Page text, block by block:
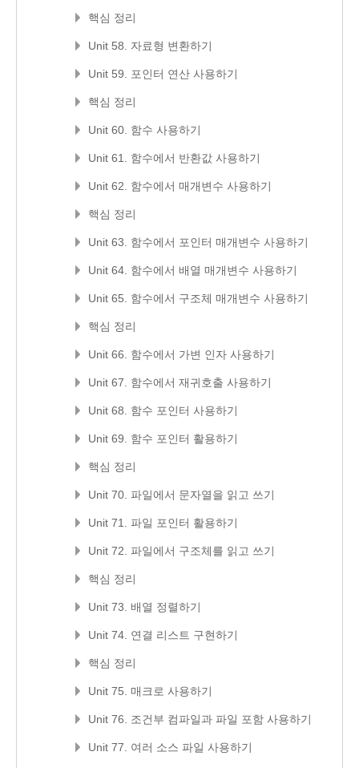
핵심 정리
Unit 58. 자료형 변환하기
Unit 59. 포인터 연산 사용하기
핵심 정리
Unit 60. 함수 사용하기
Unit 61. 함수에서 반환값 사용하기
Unit 62. 함수에서 매개변수 사용하기
핵심 정리
Unit 63. 함수에서 포인터 매개변수 사용하기
Unit 64. 함수에서 배열 매개변수 사용하기
Unit 65. 함수에서 구조체 매개변수 사용하기
핵심 정리
Unit 66. 함수에서 가변 인자 사용하기
Unit 67. 함수에서 재귀호출 사용하기
Unit 68. 함수 포인터 사용하기
Unit 69. 함수 포인터 활용하기
핵심 정리
Unit 70. 파일에서 문자열을 읽고 쓰기
Unit 71. 파일 포인터 활용하기
Unit 72. 파일에서 구조체를 읽고 쓰기
핵심 정리
Unit 73. 배열 정렬하기
Unit 74. 연결 리스트 구현하기
핵심 정리
Unit 75. 매크로 사용하기
Unit 76. 조건부 컴파일과 파일 포함 사용하기
Unit 77. 여러 소스 파일 사용하기